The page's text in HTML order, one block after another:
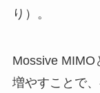
り）。
Mossive MIMO
増やすことで